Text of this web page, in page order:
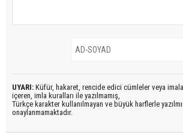
UYARI: Küfür, hakaret, rencide edici cümleler veya
içeren, imla kuralları ile yazılmamış,
Türkçe karakter kullanılmayan ve büyük harflerle
onaylanmamaktadır.